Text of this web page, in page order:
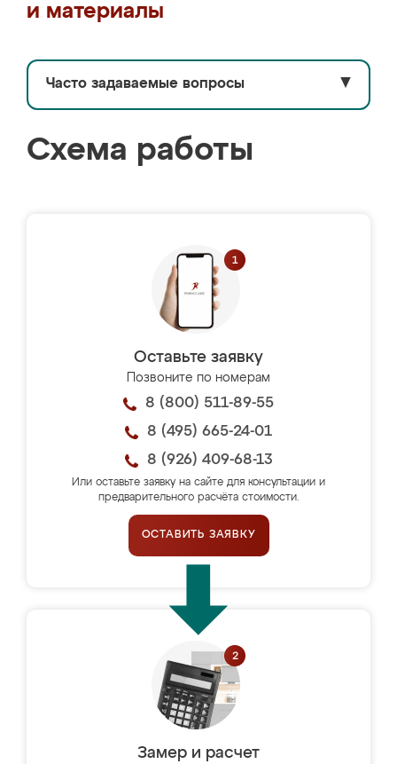
и материалы
Часто задаваемые вопросы ▼
Схема работы
Оставьте заявку
Позвоните по номерам
8 (800) 511-89-55
8 (495) 665-24-01
8 (926) 409-68-13
Или оставьте заявку на сайте для консультации и
предварительного расчёта стоимости.
ОСТАВИТЬ ЗАЯВКУ
Замер и расчет